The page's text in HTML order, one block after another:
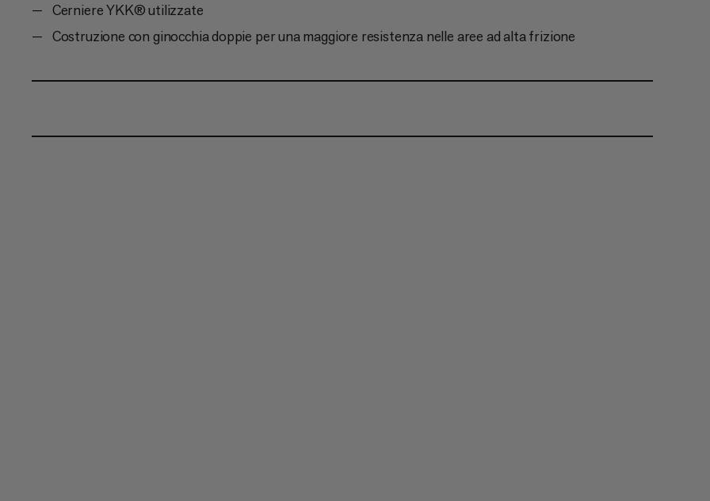
Cerniere YKK® utilizzate
Costruzione con ginocchia doppie per una maggiore resistenza nelle aree ad alta frizione